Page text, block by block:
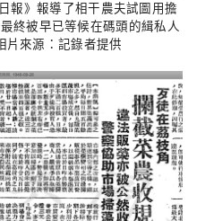
報》報導了相干農夫試圖用擔
終被早已等候在碼頭的緝私人
片來源：記錄者提供